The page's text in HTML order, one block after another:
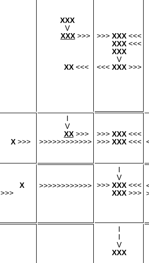
XXX
V
XXX>>>
XX<<<
>>> XXX<<<
XXX <<<
XXX
V
<<< XXX>>>
X >>>
I
V
XX>>>
>>>>>>>>>>>>
>>> XXX<<<
>>> XXX<<<
X
>>>
>>>>>>>>>>>>
I
V
>>> XXX<<<
XXX >>>
I
I
V
XXX